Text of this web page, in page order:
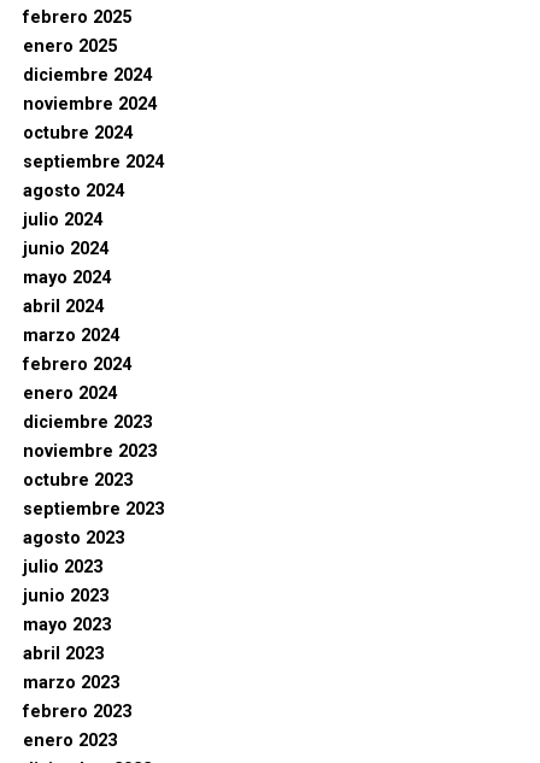
febrero 2025
enero 2025
diciembre 2024
noviembre 2024
octubre 2024
septiembre 2024
agosto 2024
julio 2024
junio 2024
mayo 2024
abril 2024
marzo 2024
febrero 2024
enero 2024
diciembre 2023
noviembre 2023
octubre 2023
septiembre 2023
agosto 2023
julio 2023
junio 2023
mayo 2023
abril 2023
marzo 2023
febrero 2023
enero 2023